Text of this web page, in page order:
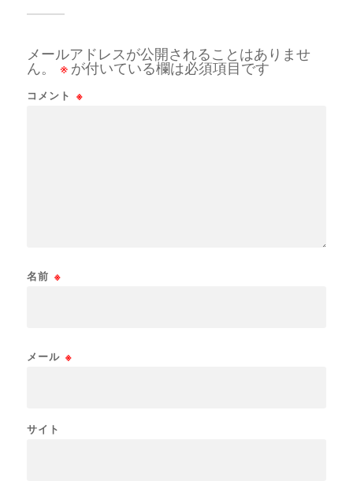
メールアドレスが公開されることはありませ
ん。
※ が付いている欄は必須項目です
コメント ※
名前 ※
メール ※
サイト